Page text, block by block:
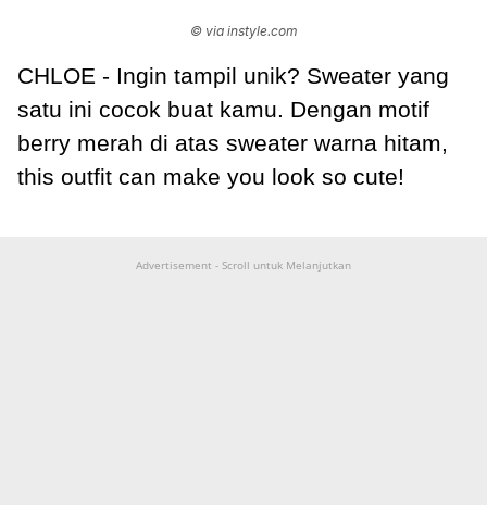
© via instyle.com
CHLOE - Ingin tampil unik? Sweater yang
satu ini cocok buat kamu. Dengan motif
berry merah di atas sweater warna hitam,
this outfit can make you look so cute!
Advertisement - Scroll untuk Melanjutkan